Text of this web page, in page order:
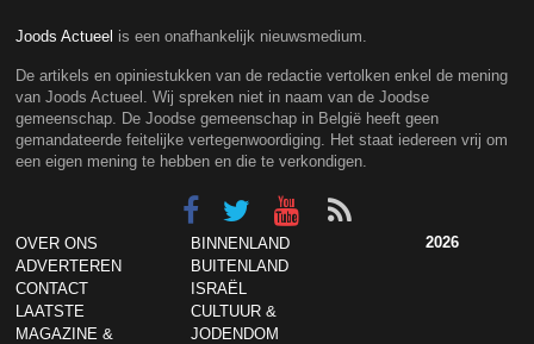
Joods Actueel is een onafhankelijk nieuwsmedium.
De artikels en opiniestukken van de redactie vertolken enkel de mening
van Joods Actueel. Wij spreken niet in naam van de Joodse
gemeenschap. De Joodse gemeenschap in België heeft geen
gemandateerde feitelijke vertegenwoordiging. Het staat iedereen vrij om
een eigen mening te hebben en die te verkondigen.
OVER ONS
ADVERTEREN
CONTACT
LAATSTE
MAGAZINE &
BINNENLAND
BUITENLAND
ISRAËL
CULTUUR &
JODENDOM
2026